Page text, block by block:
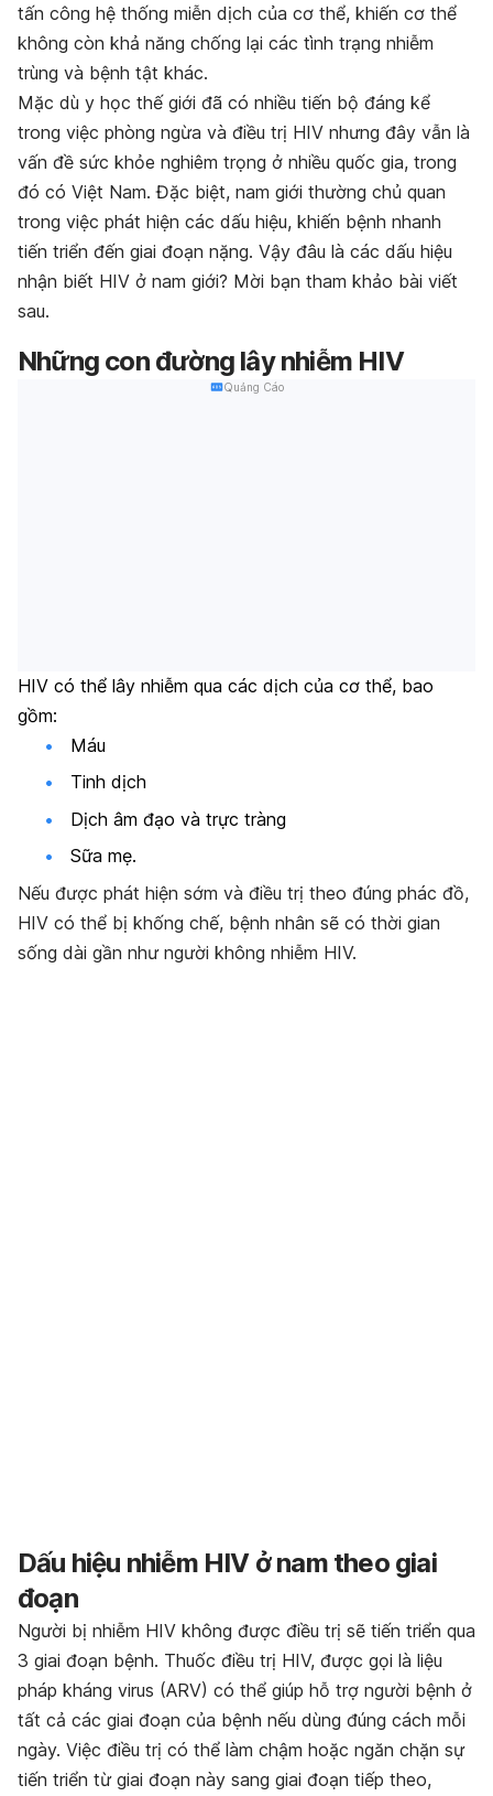
tấn công hệ thống miễn dịch của cơ thể, khiến cơ thể
không còn khả năng chống lại các tình trạng nhiễm
trùng và bệnh tật khác.
Mặc dù y học thế giới đã có nhiều tiến bộ đáng kể
trong việc phòng ngừa và điều trị HIV nhưng đây vẫn là
vấn đề sức khỏe nghiêm trọng ở nhiều quốc gia, trong
đó có Việt Nam. Đặc biệt, nam giới thường chủ quan
trong việc phát hiện các dấu hiệu, khiến bệnh nhanh
tiến triển đến giai đoạn nặng. Vậy đâu là các dấu hiệu
nhận biết HIV ở nam giới? Mời bạn tham khảo bài viết
sau.
Những con đường lây nhiễm HIV
Quảng Cáo
HIV có thể lây nhiễm qua các dịch của cơ thể, bao
gồm:
Máu
Tinh dịch
Dịch âm đạo và trực tràng
Sữa mẹ.
Nếu được phát hiện sớm và điều trị theo đúng phác đồ,
HIV có thể bị khống chế, bệnh nhân sẽ có thời gian
sống dài gần như người không nhiễm HIV.
Dấu hiệu nhiễm HIV ở nam theo giai
đoạn
Người bị nhiễm HIV không được điều trị sẽ tiến triển qua
3 giai đoạn bệnh. Thuốc điều trị HIV, được gọi là liệu
pháp kháng virus (ARV) có thể giúp hỗ trợ người bệnh ở
tất cả các giai đoạn của bệnh nếu dùng đúng cách mỗi
ngày. Việc điều trị có thể làm chậm hoặc ngăn chặn sự
tiến triển từ giai đoạn này sang giai đoạn tiếp theo,